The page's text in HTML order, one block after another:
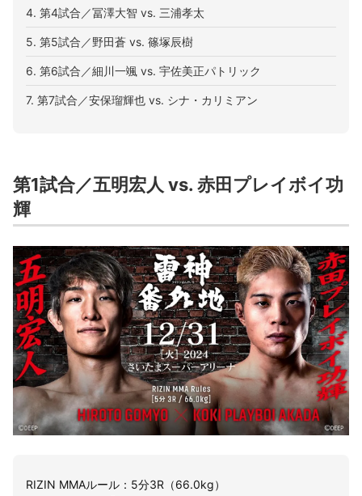
4. 第4試合／冨澤大智 vs. 三浦孝太
5. 第5試合／野田蒼 vs. 篠塚辰樹
6. 第6試合／細川一颯 vs. 宇佐美正パトリック
7. 第7試合／安保瑠輝也 vs. シナ・カリミアン
第1試合／五明宏人 vs. 赤田プレイボイ功
輝
RIZIN MMAルール：5分3R（66.0kg）